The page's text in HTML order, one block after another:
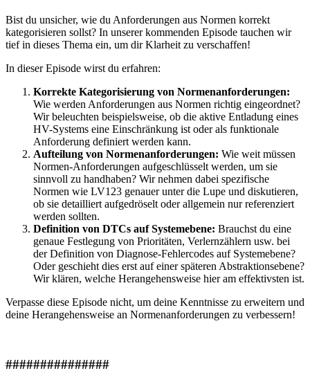
Bist du unsicher, wie du Anforderungen aus Normen korrekt
kategorisieren sollst? In unserer kommenden Episode tauchen wir
tief in dieses Thema ein, um dir Klarheit zu verschaffen!
In dieser Episode wirst du erfahren:
Korrekte Kategorisierung von Normenanforderungen:
Wie werden Anforderungen aus Normen richtig eingeordnet?
Wir beleuchten beispielsweise, ob die aktive Entladung eines
HV-Systems eine Einschränkung ist oder als funktionale
Anforderung definiert werden kann.
Aufteilung von Normenanforderungen: Wie weit müssen
Normen-Anforderungen aufgeschlüsselt werden, um sie
sinnvoll zu handhaben? Wir nehmen dabei spezifische
Normen wie LV123 genauer unter die Lupe und diskutieren,
ob sie detailliert aufgedröselt oder allgemein nur referenziert
werden sollten.
Definition von DTCs auf Systemebene: Brauchst du eine
genaue Festlegung von Prioritäten, Verlernzählern usw. bei
der Definition von Diagnose-Fehlercodes auf Systemebene?
Oder geschieht dies erst auf einer späteren Abstraktionsebene?
Wir klären, welche Herangehensweise hier am effektivsten ist.
Verpasse diese Episode nicht, um deine Kenntnisse zu erweitern und
deine Herangehensweise an Normenanforderungen zu verbessern!
###############